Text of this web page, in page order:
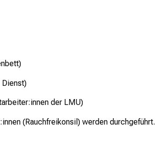
der LMU)
(Rauchfreikonsil) werden durchgeführt.